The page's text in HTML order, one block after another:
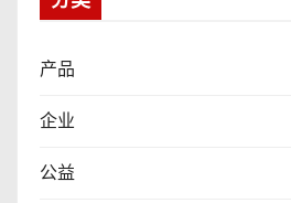
产品
企业
公益